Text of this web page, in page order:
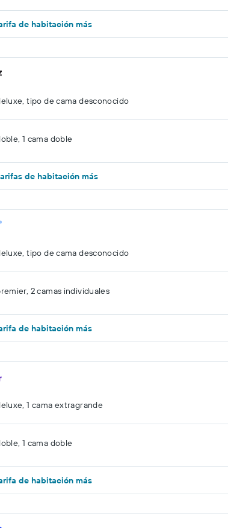
de habitación más
tipo de cama desconocido
1 cama doble
de habitación más
tipo de cama desconocido
2 camas individuales
de habitación más
1 cama extragrande
1 cama doble
de habitación más